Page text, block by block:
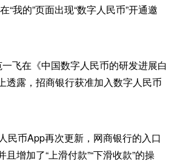
“我的”页面出现“数字人民币”开通邀
飞在《中国数字人民币的研发进展白
透露，招商银行获准加入数字人民币
民币App再次更新，网商银行的入口
增加了“上滑付款”“下滑收款”的操